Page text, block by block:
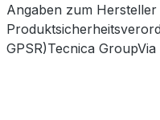
Angaben zum Hersteller
GPSR)Tecnica GroupVia